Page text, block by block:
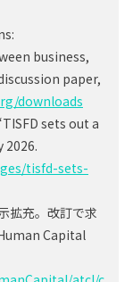
business,
paper,
downloads
sets out a
tisfd-sets-
拡充。改訂で求
Capital